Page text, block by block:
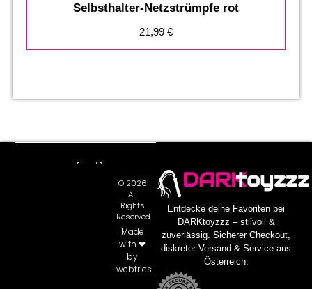
Selbsthalter-Netzstrümpfe rot
21,99 €
DARKtoyzzz
Entdecke deine Favoriten bei
DARKtoyzzz – stilvoll &
zuverlässig. Sicherer Checkout,
diskreter Versand & Service aus
Österreich.
© 2026
All
Rights
Reserved.
Made
with ❤
by
webtrics